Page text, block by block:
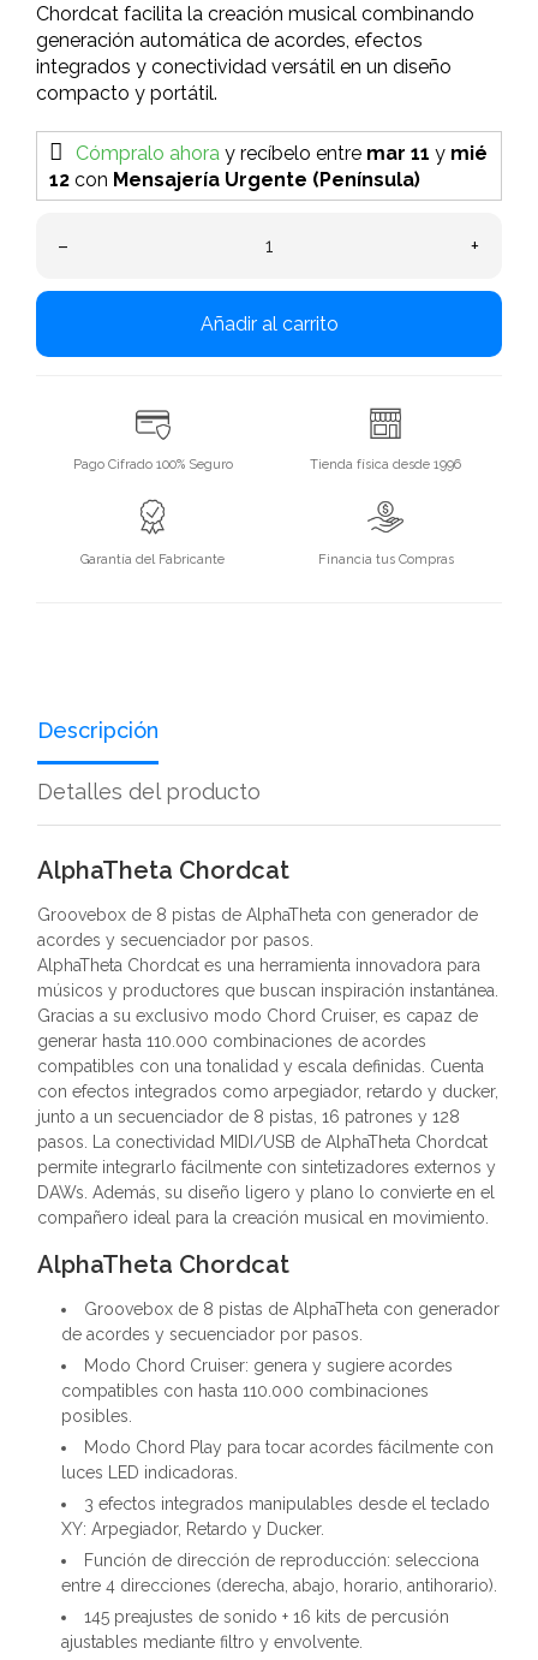
Chordcat facilita la creación musical combinando
generación automática de acordes, efectos
integrados y conectividad versátil en un diseño
compacto y portátil.
Cómpralo ahora y recíbelo entre mar 11 y mié
12 con Mensajería Urgente (Península)
– +
Añadir al carrito
Pago Cifrado 100% Seguro Tienda física desde 1996
Garantía del Fabricante Financia tus Compras
Descripción
Detalles del producto
AlphaTheta Chordcat
Groovebox de 8 pistas de AlphaTheta con generador de
acordes y secuenciador por pasos.
AlphaTheta Chordcat es una herramienta innovadora para
músicos y productores que buscan inspiración instantánea.
Gracias a su exclusivo modo Chord Cruiser, es capaz de
generar hasta 110.000 combinaciones de acordes
compatibles con una tonalidad y escala definidas. Cuenta
con efectos integrados como arpegiador, retardo y ducker,
junto a un secuenciador de 8 pistas, 16 patrones y 128
pasos. La conectividad MIDI/USB de AlphaTheta Chordcat
permite integrarlo fácilmente con sintetizadores externos y
DAWs. Además, su diseño ligero y plano lo convierte en el
compañero ideal para la creación musical en movimiento.
AlphaTheta Chordcat
Groovebox de 8 pistas de AlphaTheta con generador
de acordes y secuenciador por pasos.
Modo Chord Cruiser: genera y sugiere acordes
compatibles con hasta 110.000 combinaciones
posibles.
Modo Chord Play para tocar acordes fácilmente con
luces LED indicadoras.
3 efectos integrados manipulables desde el teclado
XY: Arpegiador, Retardo y Ducker.
Función de dirección de reproducción: selecciona
entre 4 direcciones (derecha, abajo, horario, antihorario).
145 preajustes de sonido + 16 kits de percusión
ajustables mediante filtro y envolvente.